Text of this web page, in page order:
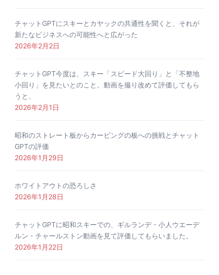
チャットGPTにスキーとカヤックの共通性を聞くと、それが
新たなビジネスへの可能性へと広がった
2026年2月2日
チャットGPT今度は、スキー「スピード大回り」と「不整地
小回り」を見たいとのこと。動画を撮り改めて評価してもら
うと、
2026年2月1日
昭和のストレート板からカービングの板への挑戦とチャット
GPTの評価
2026年1月29日
ホワイトアウトの恐ろしさ
2026年1月28日
チャットGPTに昭和スキーでの、ギルランデ・小人ウエーデ
ルン・チャールストン動画を見て評価してもらいました。
2026年1月22日